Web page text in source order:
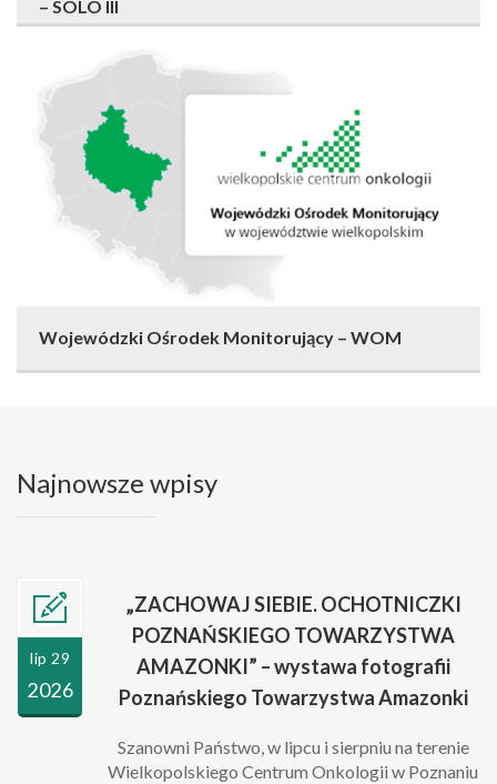
– SOLO III
Wojewódzki Ośrodek Monitorujący – WOM
Najnowsze wpisy
lip 29
2026
„ZACHOWAJ SIEBIE. OCHOTNICZKI
POZNAŃSKIEGO TOWARZYSTWA
AMAZONKI” – wystawa fotografii
Poznańskiego Towarzystwa Amazonki
Szanowni Państwo, w lipcu i sierpniu na terenie
Wielkopolskiego Centrum Onkologii w Poznaniu